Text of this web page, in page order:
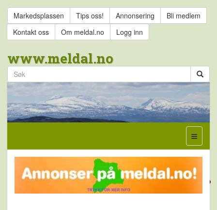
Markedsplassen Tips oss! Annonsering
Bli medlem
Kontakt oss
Om meldal.no Logg inn
www.meldal.no